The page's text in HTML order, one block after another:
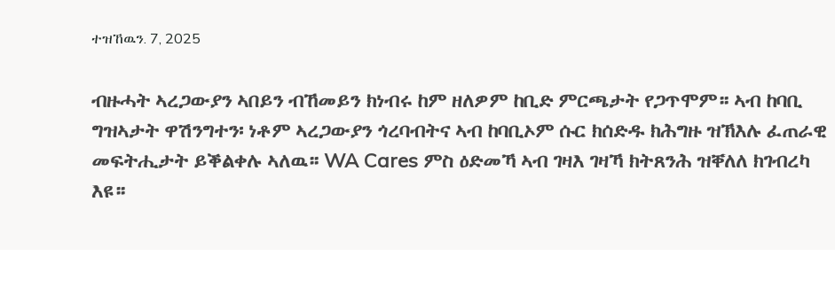
ተዝኸዉን. 7, 2025
ብዙሓት ኣረጋውያን ኣበይን ብኸመይን ክነብሩ ከም ዘለዎም ከቢድ ምርጫታት የጋጥሞም። ኣብ ከባቢ
ግዝኣታት ዋሽንግተን፡ ነቶም ኣረጋውያን ጎረባብትና ኣብ ከባቢኦም ሱር ክሰድዱ ክሕግዙ ዝኽእሉ ፈጠራዊ
መፍትሒታት ይቕልቀሉ ኣለዉ። WA Cares ምስ ዕድመኻ ኣብ ገዛእ ገዛኻ ክትጸንሕ ዝቐለለ ክገብረካ
እዩ።